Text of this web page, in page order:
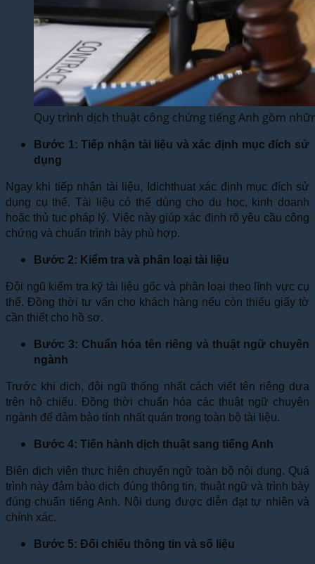
Quy trình dịch thuật công chứng tiếng Anh gồm
Bước 1: Tiếp nhận tài liệu và xác định mục đích sử
dụng
Ngay khi tiếp nhận tài liệu, Idichthuat xác định mục đích sử
dụng cụ thể. Tài liệu có thể dùng cho du học, kinh doanh
hoặc thủ tục pháp lý. Việc này giúp xác định rõ yêu cầu công
chứng và chuẩn trình bày phù hợp.
Bước 2: Kiểm tra và phân loại tài liệu
Đội ngũ kiểm tra kỹ tài liệu gốc và phân loại theo lĩnh vực cụ
thể. Đồng thời tư vấn cho khách hàng nếu còn thiếu giấy tờ
cần thiết cho hồ sơ.
Bước 3: Chuẩn hóa tên riêng và thuật ngữ chuyên
ngành
Trước khi dịch, đội ngũ thống nhất cách viết tên riêng dựa
trên hộ chiếu. Đồng thời chuẩn hóa các thuật ngữ chuyên
ngành để đảm bảo tính nhất quán trong toàn bộ tài liệu.
Bước 4: Tiến hành dịch thuật sang tiếng Anh
Biên dịch viên thực hiện chuyển ngữ toàn bộ nội dung. Quá
trình này đảm bảo dịch đúng thông tin, thuật ngữ và trình bày
đúng chuẩn tiếng Anh. Nội dung được diễn đạt tự nhiên và
chính xác.
Bước 5: Đối chiếu thông tin và số liệu